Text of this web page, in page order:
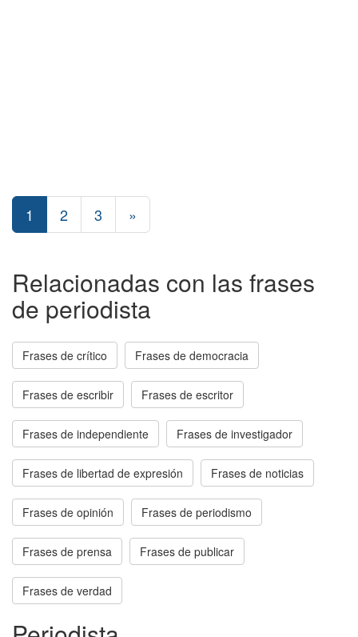
1 2 3 »
Relacionadas con las frases
de periodista
Frases de crítico Frases de democracia
Frases de escribir Frases de escritor
Frases de independiente Frases de investigador
Frases de libertad de expresión Frases de noticias
Frases de opinión Frases de periodismo
Frases de prensa Frases de publicar
Frases de verdad